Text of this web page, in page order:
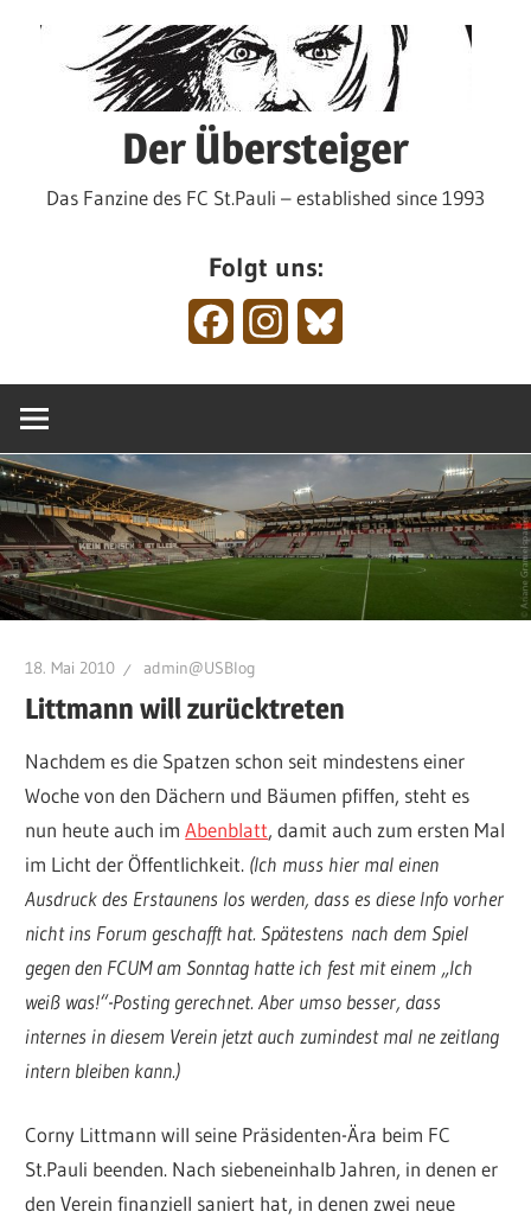
Der Übersteiger
Das Fanzine des FC St.Pauli – established since 1993
Folgt uns:
FacebookInstagram
18. Mai 2010 admin@USBlog
Littmann will zurücktreten
Nachdem es die Spatzen schon seit mindestens einer
Woche von den Dächern und Bäumen pfiffen, steht es
nun heute auch imAbenblatt, damit auch zum ersten Mal
im Licht der Öffentlichkeit. (Ich muss hier mal einen
Ausdruck des Erstaunens los werden, dass es diese Info vorher
nicht ins Forum geschafft hat. Spätestens nach dem Spiel
gegen den FCUM am Sonntag hatte ich fest mit einem „Ich
weiß was!“-Posting gerechnet. Aber umso besser, dass
internes in diesem Verein jetzt auch zumindest mal ne zeitlang
intern bleiben kann.)
Corny Littmann will seine Präsidenten-Ära beim FC
St.Pauli beenden. Nach siebeneinhalb Jahren, in denen er
den Verein finanziell saniert hat, in denen zwei neue